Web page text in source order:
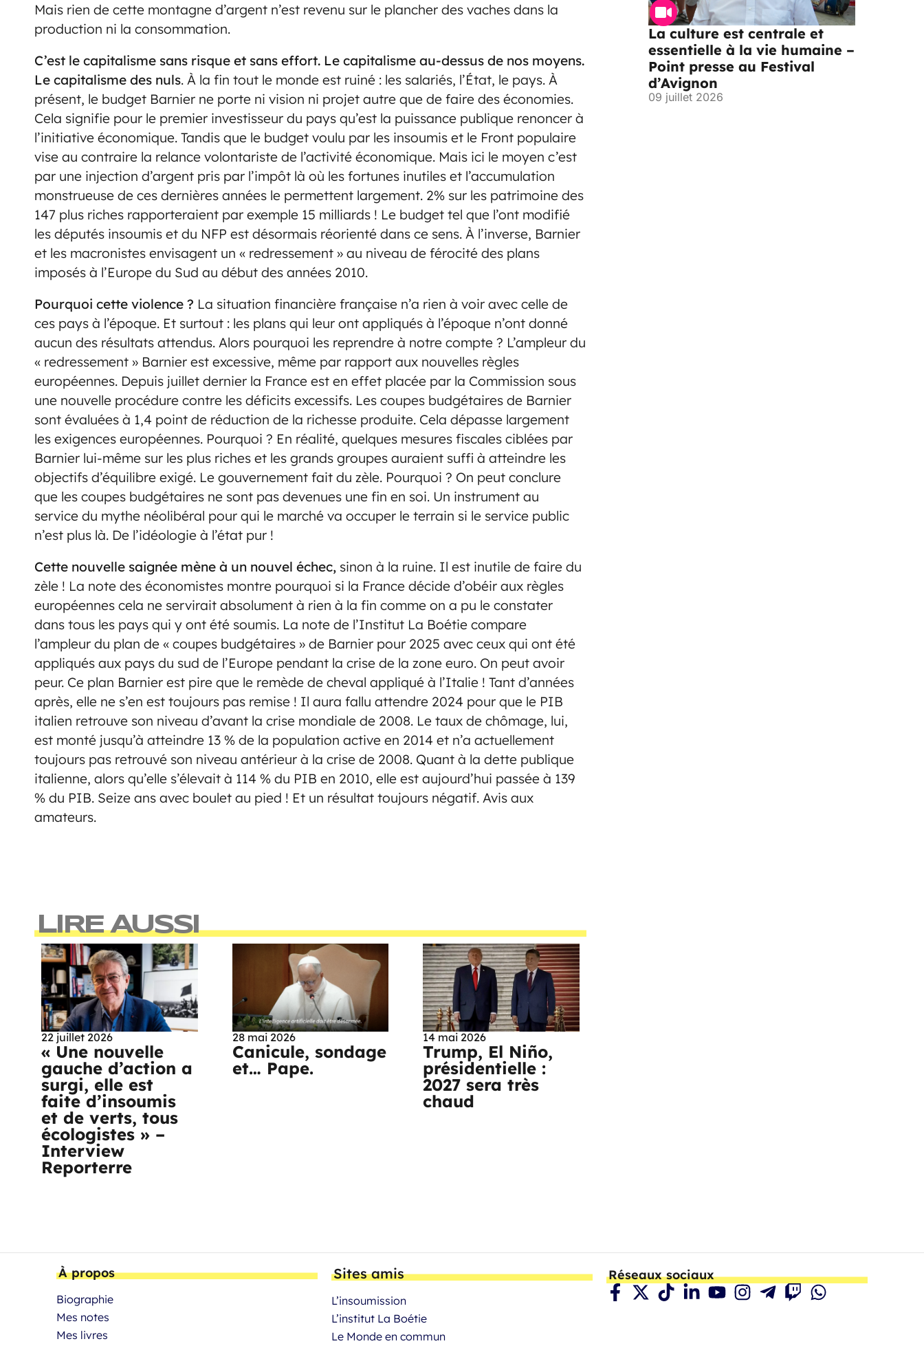
Mais rien de cette montagne d’argent n’est revenu sur le plancher des vaches dans la
production ni la consommation.
C’est le capitalisme sans risque et sans effort. Le capitalisme au-dessus de nos moyens.
Le capitalisme des nuls. À la fin tout le monde est ruiné : les salariés, l’État, le pays. À
présent, le budget Barnier ne porte ni vision ni projet autre que de faire des économies.
Cela signifie pour le premier investisseur du pays qu’est la puissance publique renoncer à
l’initiative économique. Tandis que le budget voulu par les insoumis et le Front populaire
vise au contraire la relance volontariste de l’activité économique. Mais ici le moyen c’est
par une injection d’argent pris par l’impôt là où les fortunes inutiles et l’accumulation
monstrueuse de ces dernières années le permettent largement. 2% sur les patrimoine des
147 plus riches rapporteraient par exemple 15 milliards ! Le budget tel que l’ont modifié
les députés insoumis et du NFP est désormais réorienté dans ce sens. À l’inverse, Barnier
et les macronistes envisagent un « redressement » au niveau de férocité des plans
imposés à l’Europe du Sud au début des années 2010.
Pourquoi cette violence ? La situation financière française n’a rien à voir avec celle de
ces pays à l’époque. Et surtout : les plans qui leur ont appliqués à l’époque n’ont donné
aucun des résultats attendus. Alors pourquoi les reprendre à notre compte ? L’ampleur du
« redressement » Barnier est excessive, même par rapport aux nouvelles règles
européennes. Depuis juillet dernier la France est en effet placée par la Commission sous
une nouvelle procédure contre les déficits excessifs. Les coupes budgétaires de Barnier
sont évaluées à 1,4 point de réduction de la richesse produite. Cela dépasse largement
les exigences européennes. Pourquoi ? En réalité, quelques mesures fiscales ciblées par
Barnier lui-même sur les plus riches et les grands groupes auraient suffi à atteindre les
objectifs d’équilibre exigé. Le gouvernement fait du zèle. Pourquoi ? On peut conclure
que les coupes budgétaires ne sont pas devenues une fin en soi. Un instrument au
service du mythe néolibéral pour qui le marché va occuper le terrain si le service public
n’est plus là. De l’idéologie à l’état pur !
Cette nouvelle saignée mène à un nouvel échec, sinon à la ruine. Il est inutile de faire du
zèle ! La note des économistes montre pourquoi si la France décide d’obéir aux règles
européennes cela ne servirait absolument à rien à la fin comme on a pu le constater
dans tous les pays qui y ont été soumis. La note de l’Institut La Boétie compare
l’ampleur du plan de « coupes budgétaires » de Barnier pour 2025 avec ceux qui ont été
appliqués aux pays du sud de l’Europe pendant la crise de la zone euro. On peut avoir
peur. Ce plan Barnier est pire que le remède de cheval appliqué à l’Italie ! Tant d’années
après, elle ne s’en est toujours pas remise ! Il aura fallu attendre 2024 pour que le PIB
italien retrouve son niveau d’avant la crise mondiale de 2008. Le taux de chômage, lui,
est monté jusqu’à atteindre 13 % de la population active en 2014 et n’a actuellement
toujours pas retrouvé son niveau antérieur à la crise de 2008. Quant à la dette publique
italienne, alors qu’elle s’élevait à 114 % du PIB en 2010, elle est aujourd’hui passée à 139
% du PIB. Seize ans avec boulet au pied ! Et un résultat toujours négatif. Avis aux
amateurs.
LIRE AUSSI
22 juillet 2026
« Une nouvelle
gauche d’action a
surgi, elle est
faite d’insoumis
et de verts, tous
écologistes » –
Interview
Reporterre
28 mai 2026
Canicule, sondage
et… Pape.
14 mai 2026
Trump, El Niño,
présidentielle :
2027 sera très
chaud
La culture est centrale et
essentielle à la vie humaine –
Point presse au Festival
d’Avignon
09 juillet 2026
À propos
Biographie
Mes notes
Mes livres
Sites amis
L’insoumission
L’institut La Boétie
Le Monde en commun
Réseaux sociaux